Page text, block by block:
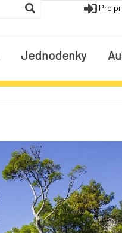
Pro
Jednodenky